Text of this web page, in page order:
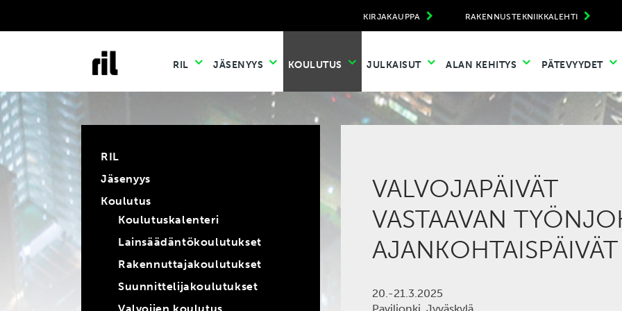
RAKENNUSTEKNIIKKALEHTI
KIRJAKAUPPA
RIL JÄSENYYS KOULUTUS JULKAISUT ALAN KEHITYS PÄTEVYYDET
RIL
Jäsenyys
Koulutus
Koulutuskalenteri
Lainsäädäntökoulutukset
Rakennuttajakoulutukset
Suunnittelijakoulutukset
VALVOJAPÄIVÄT
VASTAAVAN
AJANKOHTAISPÄIVÄT
20.-21.3.2025